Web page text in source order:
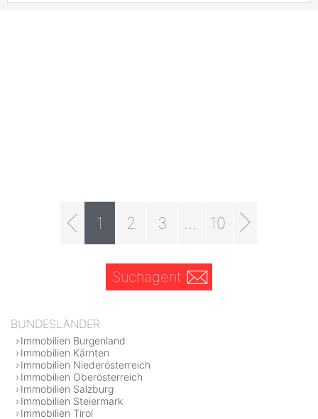
1 2 3 10
Suchagent
BUNDESLÄNDER
Immobilien Burgenland
Immobilien Kärnten
Immobilien Niederösterreich
Immobilien Oberösterreich
Immobilien Salzburg
Immobilien Steiermark
Immobilien Tirol